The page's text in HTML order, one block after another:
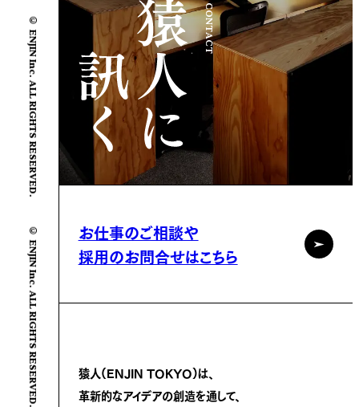
© ENJIN Inc. ALL RIGHTS RESERVED.
© ENJIN Inc. ALL RIGHTS RESERVED.
CONTACT
お仕事のご相談や
採用のお問合せはこちら
猿人(ENJIN TOKYO)は、
革新的なアイデアの創造を通して、